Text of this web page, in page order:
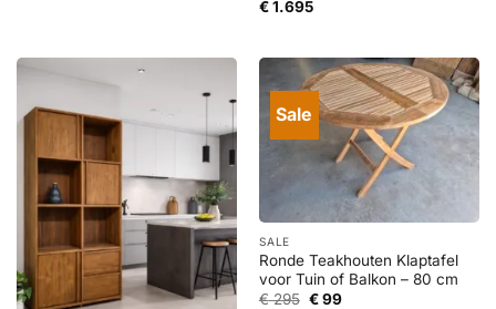
€1.695
Sale
SALE
Ronde Teakhouten Klaptafel
voor Tuin of Balkon – 80 cm
€295 Oorspronkelijke
€99Huidige